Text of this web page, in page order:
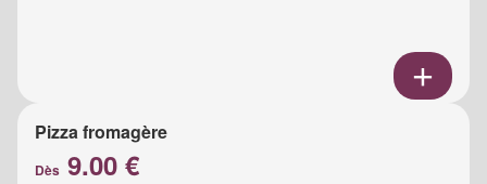
Pizza fromagère
Dès 9.00 €